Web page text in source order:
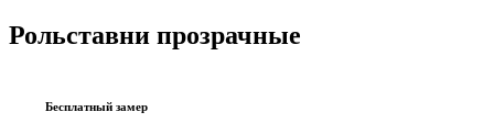
Рольставни прозрачные
Бесплатный замер